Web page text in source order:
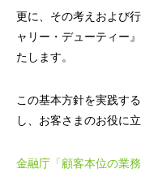
更に、その考えおよび
ャリー・デューティー
たします。
この基本方針を実践す
し、お客さまのお役に
金融庁「顧客本位の業